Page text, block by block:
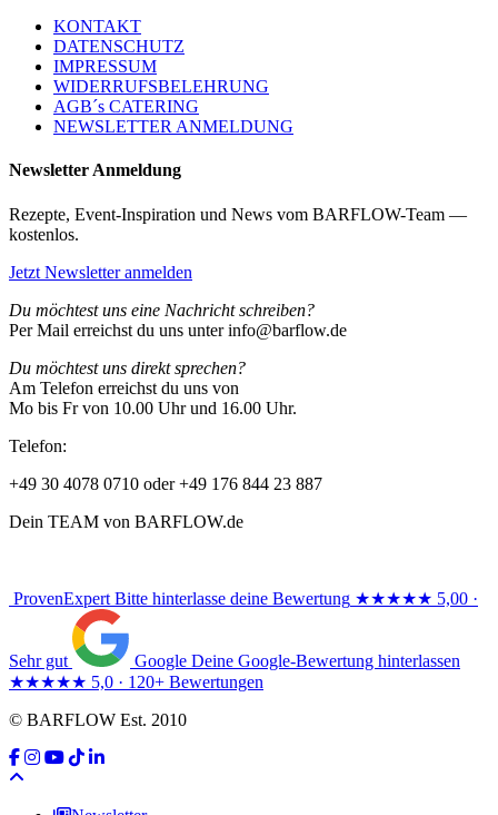
KONTAKT
DATENSCHUTZ
IMPRESSUM
WIDERRUFSBELEHRUNG
AGB´s CATERING
NEWSLETTER ANMELDUNG
Newsletter Anmeldung
Rezepte, Event-Inspiration und News vom BARFLOW-Team —
kostenlos.
Jetzt Newsletter anmelden
Du möchtest uns eine Nachricht schreiben?
Per Mail erreichst du uns unter info@barflow.de
Du möchtest uns direkt sprechen?
Am Telefon erreichst du uns von
Mo bis Fr von 10.00 Uhr und 16.00 Uhr.
Telefon:
+49 30 4078 0710 oder +49 176 844 23 887
Dein TEAM von BARFLOW.de
ProvenExpert Bitte hinterlasse deine Bewertung ★★★★★ 5,00 ·
Sehr gut Google Deine Google-Bewertung hinterlassen
★★★★★ 5,0 · 120+ Bewertungen
© BARFLOW Est. 2010